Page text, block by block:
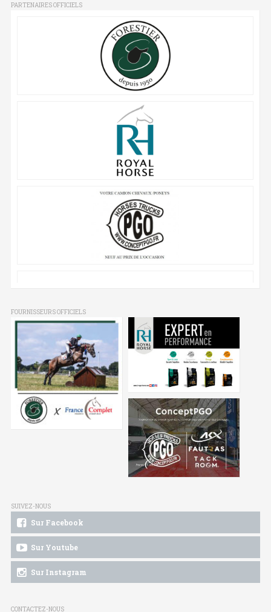
PARTENAIRES OFFICIELS
FOURNISSEURS OFFICIELS
SUIVEZ-NOUS
Sur Facebook
Sur Youtube
Sur Instagram
CONTACTEZ-NOUS